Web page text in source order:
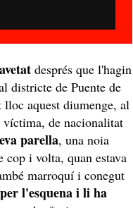
després que l'hagin
districte de Puente de
aquest diumenge, al
de nacionalitat
parella, una noia
cop i volta, quan estava
marroquí i conegut
l'esquena i li ha